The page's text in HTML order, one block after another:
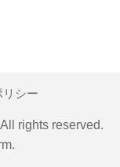
リシー
rights reserved.
.